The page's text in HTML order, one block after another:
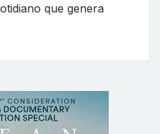
que genera